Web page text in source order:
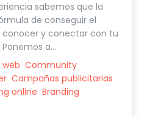
sabemos que la
de conseguir el
conocer y conectar con tu
a...
web Community
Campañas publicitarias
online Branding